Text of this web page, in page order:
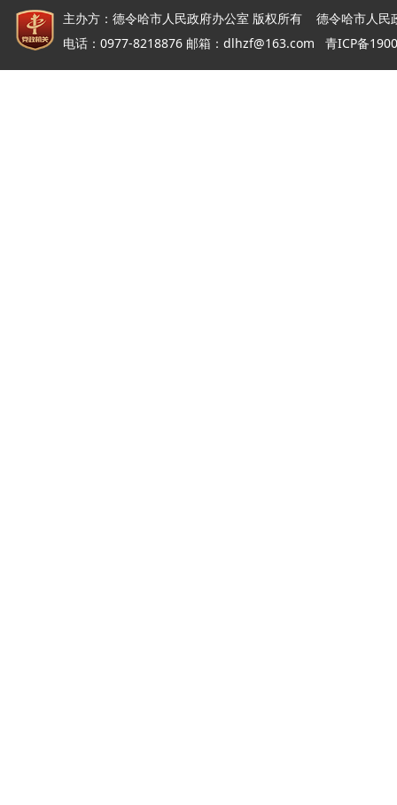
主办方：德令哈市人民政府办公室 版权所有 德令哈市人
电话：0977-8218876 邮箱：dlhzf@163.com 青ICP备